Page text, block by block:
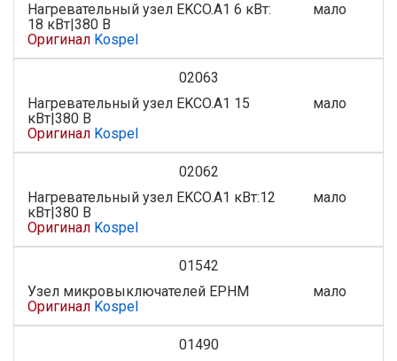
Нагревательный узел EKCO.A1 6 кВт:
18 кВт|380 В
Оригинал Kospel
мало
02063
Нагревательный узел EKCO.A1 15
кВт|380 В
Оригинал Kospel
мало
02062
Нагревательный узел EKCO.A1 кВт:12
кВт|380 В
Оригинал Kospel
мало
01542
Узел микровыключателей EPHM
Оригинал Kospel
мало
01490